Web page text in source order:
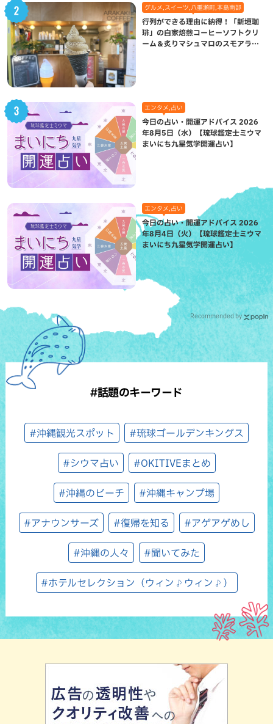
グルメ,スイーツ,八重瀬町,本島南部
行列ができる理由に納得！「新垣珈
琲」の自家焙煎コーヒーソフトクリ
ーム＆炙りマシュマロのスモアラテ
エンタメ,占い
今日の占い・開運アドバイス 2026
年8月5日（水）【琉球鑑定士ミウマ
まいにち九星気学開運占い】
エンタメ,占い
今日の占い・開運アドバイス 2026
年8月4日（火）【琉球鑑定士ミウマ
まいにち九星気学開運占い】
Recommended by
#話題のキーワード
#沖縄観光スポット #琉球ゴールデンキングス
#シウマ占い #OKITIVEまとめ
#沖縄のビーチ #沖縄キャンプ場
#アナウンサーズ #復帰を知る #アゲアゲめし
#沖縄の人々 #聞いてみた
#ホテルセレクション（ウィン♪ウィン♪）